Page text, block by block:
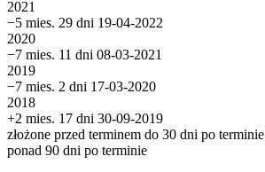
2021
−5 mies. 29 dni 19-04-2022
2020
−7 mies. 11 dni 08-03-2021
2019
−7 mies. 2 dni 17-03-2020
2018
+2 mies. 17 dni 30-09-2019
złożone przed terminem do 30 dni po terminie
ponad 90 dni po terminie